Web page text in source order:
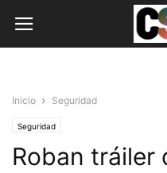
Inicio Seguridad
Seguridad
Roban tráiler